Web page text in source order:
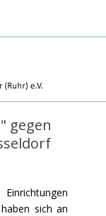
Ruhr
gegen
sich an